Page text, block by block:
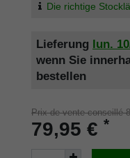
Die richtige
Lieferung lun.
wenn Sie
bestellen
Prix de vente conseillé
79,95 € *